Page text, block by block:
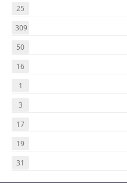
25
309
50
16
1
3
17
19
31